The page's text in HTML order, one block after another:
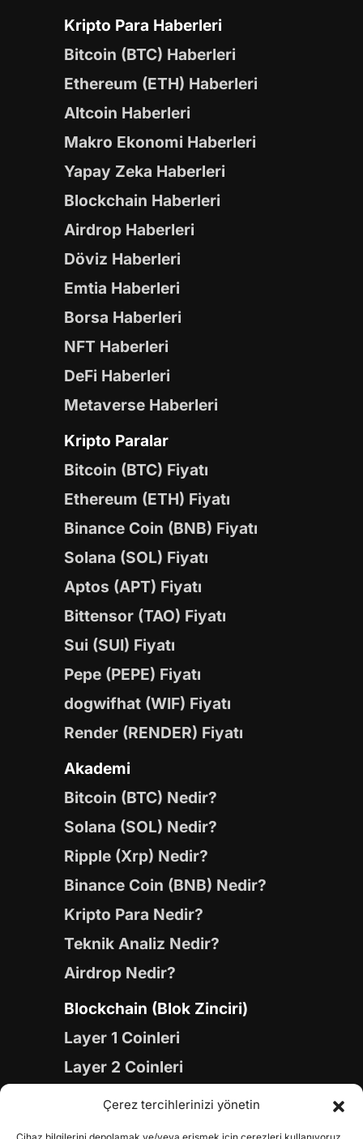
Çerez tercihlerinizi yönetin
Kripto Para Haberleri
Bitcoin (BTC) Haberleri
Ethereum (ETH) Haberleri
Altcoin Haberleri
Makro Ekonomi Haberleri
Yapay Zeka Haberleri
Blockchain Haberleri
Airdrop Haberleri
Döviz Haberleri
Emtia Haberleri
Borsa Haberleri
NFT Haberleri
DeFi Haberleri
Metaverse Haberleri
Kripto Paralar
Bitcoin (BTC) Fiyatı
Ethereum (ETH) Fiyatı
Binance Coin (BNB) Fiyatı
Solana (SOL) Fiyatı
Aptos (APT) Fiyatı
Bittensor (TAO) Fiyatı
Sui (SUI) Fiyatı
Pepe (PEPE) Fiyatı
dogwifhat (WIF) Fiyatı
Render (RENDER) Fiyatı
Akademi
Bitcoin (BTC) Nedir?
Solana (SOL) Nedir?
Ripple (Xrp) Nedir?
Binance Coin (BNB) Nedir?
Kripto Para Nedir?
Teknik Analiz Nedir?
Airdrop Nedir?
Blockchain (Blok Zinciri)
Layer 1 Coinleri
Layer 2 Coinleri
Yapay Zeka (AI) Coinleri